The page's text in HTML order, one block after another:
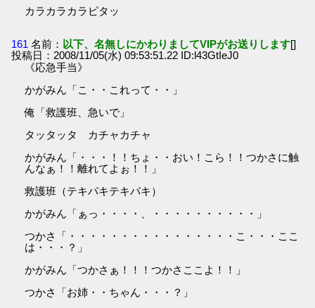
カラカラカラピタッ
161 名前： 以下、名無しにかわりましてVIPがお送りします[]
投稿日：2008/11/05(水) 09:53:51.22 ID:l43GtIeJ0
《応急手当》
かがみん「こ・・これって・・」
俺「救護班、急いで」
タッタッタ カチャカチャ
かがみん「・・・！！ちょ・・おい！こら！！つかさに触
んなぁ！！離れてよぉ！！」
救護班（テキパキテキパキ）
かがみん「ぁっ・・・・、・・・・・・・・・・」
つかさ「・・・・・・・・・・・・・・・・こ・・・ここ
は・・・？」
かがみん「つかさぁ！！！つかさここよ！！」
つかさ「お姉・・ちゃん・・・？」